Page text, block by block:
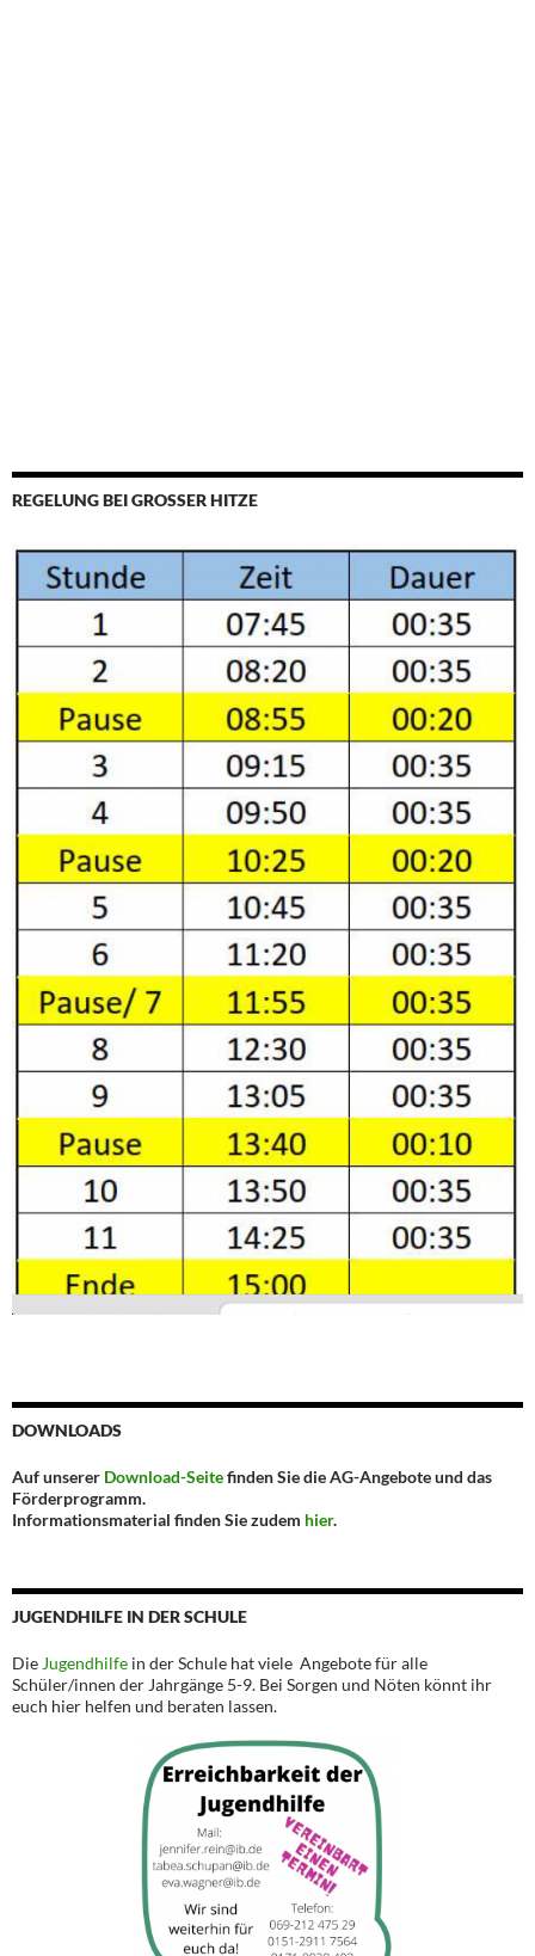
REGELUNG BEI GROSSER HITZE
DOWNLOADS
Auf unserer Download-Seitefinden Sie die AG-Angebote und das
Förderprogramm.
Informationsmaterial finden Sie zudem hier.
JUGENDHILFE IN DER SCHULE
Die Jugendhilfe in der Schule hat viele Angebote für alle
Schüler/innen der Jahrgänge 5-9. Bei Sorgen und Nöten könnt ihr
euch hier helfen und beraten lassen.